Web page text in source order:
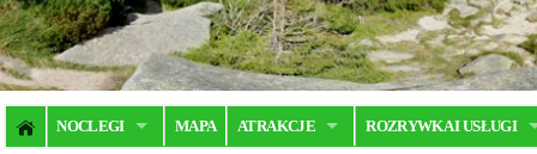
NOCLEGI MAPA ATRAKCJE ROZRYWKA I USŁUGI